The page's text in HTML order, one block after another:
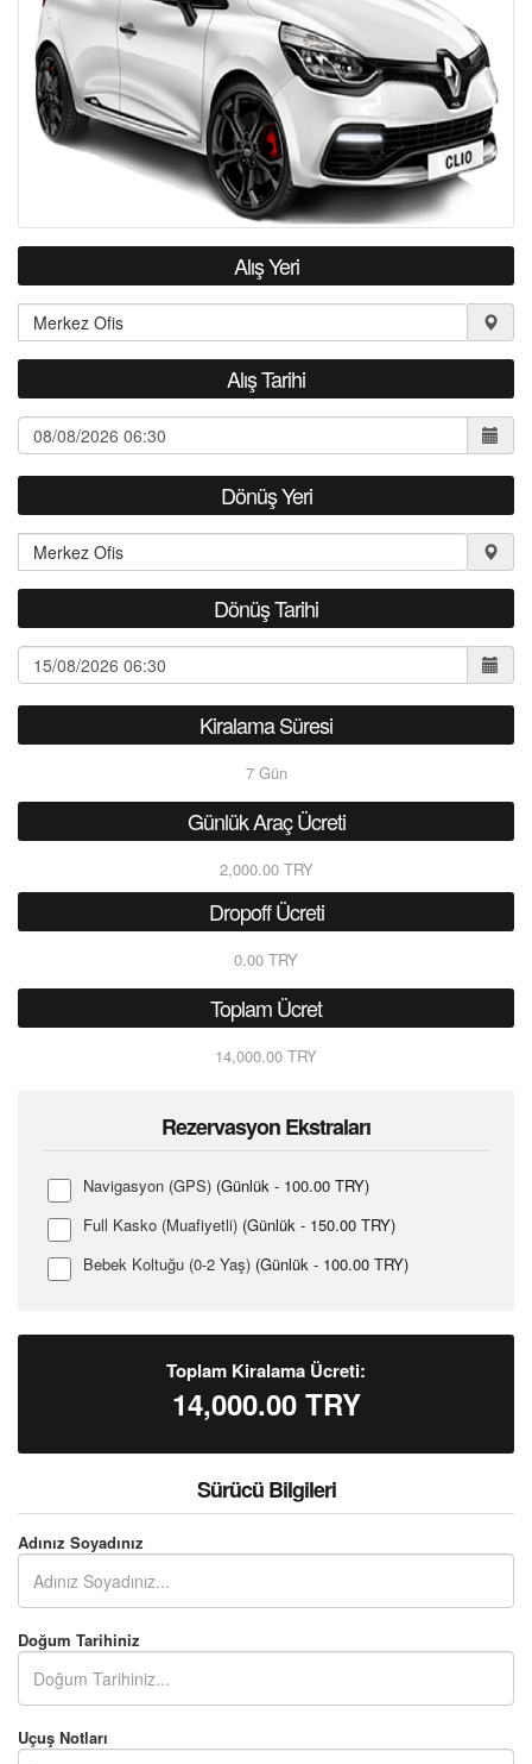
İLETİŞİM
Alış Yeri
Alış Tarihi
Dönüş Yeri
Dönüş Tarihi
Kiralama Süresi
7Gün
Günlük Araç Ücreti
2,000.00 TRY
Dropoff Ücreti
0.00 TRY
Toplam Ücret
14,000.00 TRY
Rezervasyon Ekstraları
Navigasyon (GPS) (Günlük - 100.00 TRY)
Full Kasko (Muafiyetli) (Günlük - 150.00 TRY)
Bebek Koltuğu (0-2 Yaş) (Günlük - 100.00 TRY)
Toplam Kiralama Ücreti:
14,000.00TRY
Sürücü Bilgileri
Adınız Soyadınız
Doğum Tarihiniz
Uçuş Notları